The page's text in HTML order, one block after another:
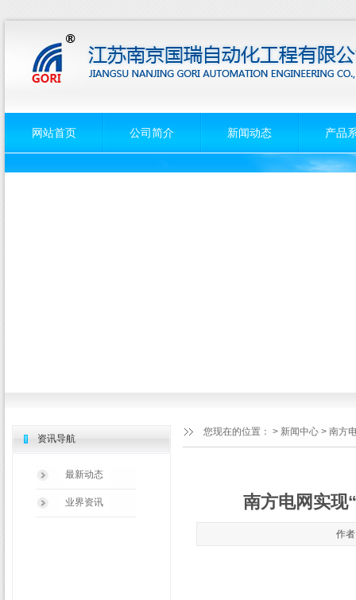
网站首页 公司简介 新闻动态 产品
您现在的位置： > 新闻中心 > 南方
资讯导航
最新动态
业界资讯 南方电网实现
作